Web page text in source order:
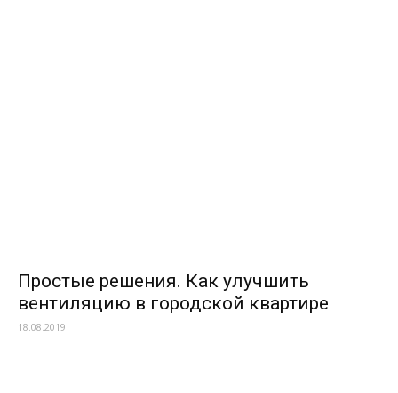
Простые решения. Как улучшить
вентиляцию в городской квартире
18.08.2019